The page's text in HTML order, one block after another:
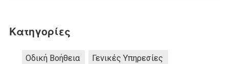
Κατηγορίες
Οδική Βοήθεια
Γενικές Υπηρεσίες